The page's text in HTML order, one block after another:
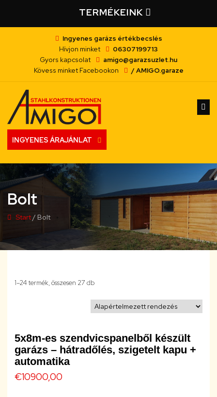
TERMÉKEINK
Ingyenes garázs értékbecslés
Hívjon minket
06307199713
Gyors kapcsolat
amigo@garazsuzlet.hu
Kövess minket Facebookon
/ AMIGO.garaze
INGYENES ÁRAJÁNLAT
Bolt
Start / Bolt
1–24 termék, összesen 27 db
5x8m-es szendvicspanelből készült
garázs – hátradőlés, szigetelt kapu +
automatika
€10900,00